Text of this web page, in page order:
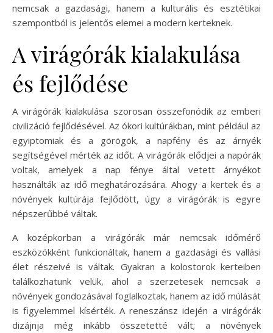
nemcsak a gazdasági, hanem a kulturális és esztétikai
szempontból is jelentős elemei a modern kerteknek.
A virágórák kialakulása
és fejlődése
A virágórák kialakulása szorosan összefonódik az emberi
civilizáció fejlődésével. Az ókori kultúrákban, mint például az
egyiptomiak és a görögök, a napfény és az árnyék
segítségével mérték az időt. A virágórák elődjei a napórák
voltak, amelyek a nap fénye által vetett árnyékot
használták az idő meghatározására. Ahogy a kertek és a
növények kultúrája fejlődött, úgy a virágórák is egyre
népszerűbbé váltak.
A középkorban a virágórák már nemcsak időmérő
eszközökként funkcionáltak, hanem a gazdasági és vallási
élet részeivé is váltak. Gyakran a kolostorok kerteiben
találkozhatunk velük, ahol a szerzetesek nemcsak a
növények gondozásával foglalkoztak, hanem az idő múlását
is figyelemmel kísérték. A reneszánsz idején a virágórák
dizájnja még inkább összetetté vált; a növények